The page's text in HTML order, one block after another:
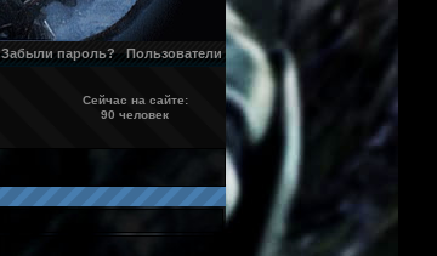
Забыли пароль? Пользователи
Сейчас на сайте:
90 человек